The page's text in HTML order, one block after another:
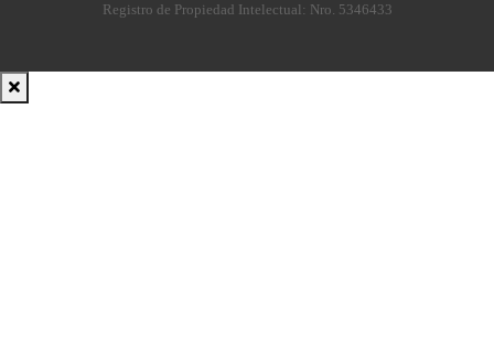
Registro de Propiedad Intelectual: Nro. 5346433